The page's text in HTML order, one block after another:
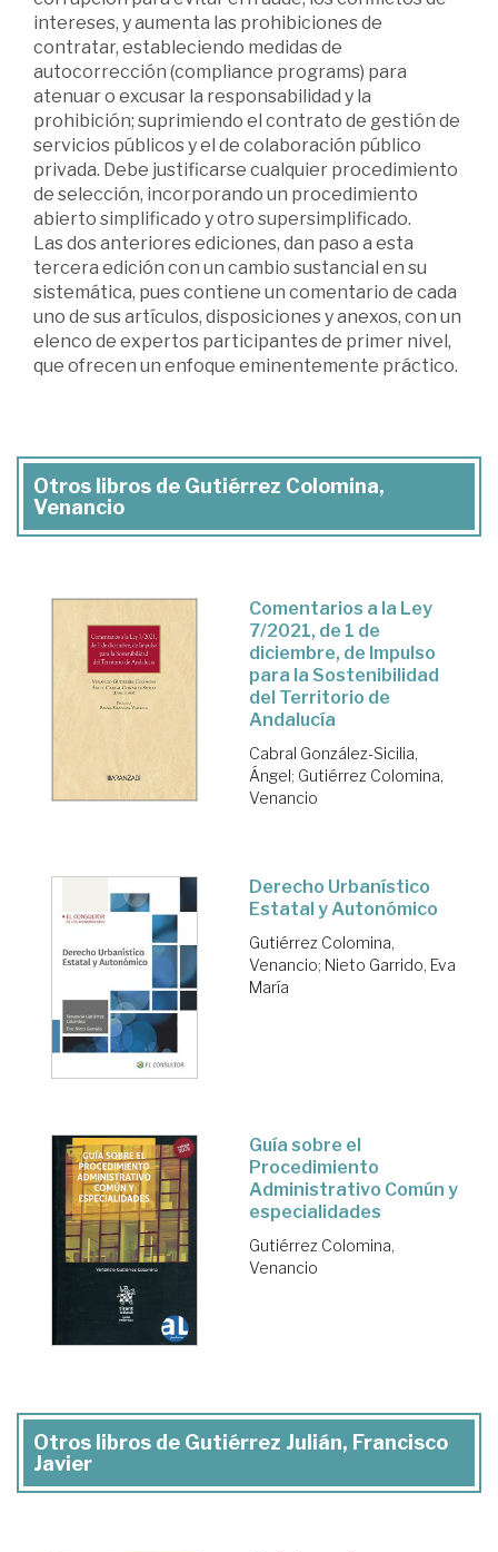
intereses, y aumenta las prohibiciones de
contratar, estableciendo medidas de
autocorrección (compliance programs) para
atenuar o excusar la responsabilidad y la
prohibición; suprimiendo el contrato de gestión de
servicios públicos y el de colaboración público
privada. Debe justificarse cualquier procedimiento
de selección, incorporando un procedimiento
abierto simplificado y otro supersimplificado.
Las dos anteriores ediciones, dan paso a esta
tercera edición con un cambio sustancial en su
sistemática, pues contiene un comentario de cada
uno de sus artículos, disposiciones y anexos, con un
elenco de expertos participantes de primer nivel,
que ofrecen un enfoque eminentemente práctico.
Otros libros de Gutiérrez Colomina,
Venancio
Comentarios a la Ley
7/2021, de 1 de
diciembre, de Impulso
para la Sostenibilidad
del Territorio de
Andalucía
Cabral González-Sicilia,
Ángel; Gutiérrez Colomina,
Venancio
Derecho Urbanístico
Estatal y Autonómico
Gutiérrez Colomina,
Venancio; Nieto Garrido, Eva
María
Guía sobre el
Procedimiento
Administrativo Común y
especialidades
Gutiérrez Colomina,
Venancio
Otros libros de Gutiérrez Julián, Francisco
Javier